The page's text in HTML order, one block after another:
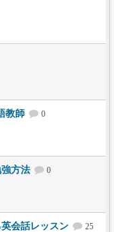
教師
0
方法
0
会話レッスン
25